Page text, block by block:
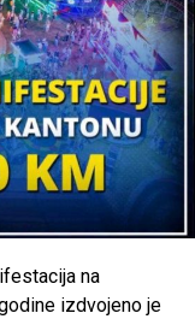
na
izdvojeno je